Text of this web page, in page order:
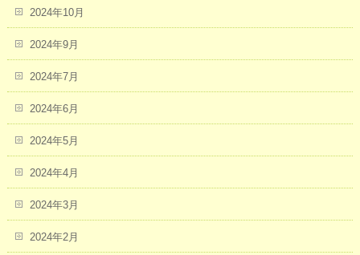
2024年10月
2024年9月
2024年7月
2024年6月
2024年5月
2024年4月
2024年3月
2024年2月